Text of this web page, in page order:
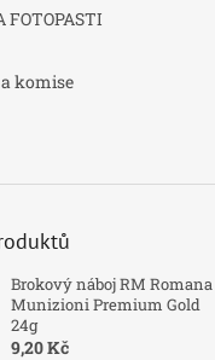
FOTOPASTI
komise
Brokový náboj RM Romana
Munizioni Premium Gold
24g
9,20 Kč